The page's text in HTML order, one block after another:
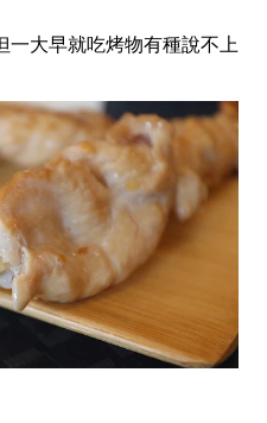
一大早就吃烤物有種說不上